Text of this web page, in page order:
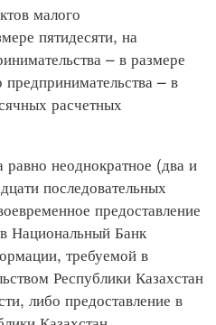
малого
пятидесяти, на
– в размере
– в
расчетных
неоднократное (два и
последовательных
предоставление
Национальный Банк
требуемой в
Республики Казахстан
либо предоставление в